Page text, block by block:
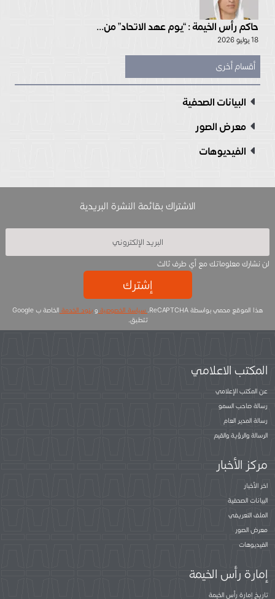
حاكم رأس الخيمة : “يوم عهد الاتحاد” من...
18 يوليو 2026
أقسام أخرى
البيانات الصحفية
معرض الصور
الفيديوهات
الاشتراك بقائمة النشرة البريدية
لن نشارك معلوماتك مع أي طرف ثالث
إشترك
هذا الموقع محمي بواسطة ReCAPTCHA. سياسة الخصوصية وبنود الخدمة
الخاصة ب Google
تتطبق.
المكتب الاعلامي
عن المكتب الإعلامي
رسالة صاحب السمو
رسالة المدير العام
الرسالة والرؤية والقيم
مركز الأخبار
اخر الأخبار
البيانات الصحفية
الملف التعريفي
معرض الصور
الفيديوهات
إمارة رأس الخيمة
تاريخ إمارة رأس الخيمة